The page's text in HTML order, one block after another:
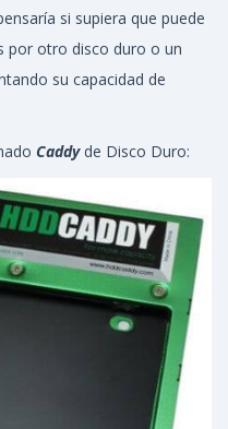
si supiera que puede
por otro disco duro o un
su capacidad de
Caddyde Disco Duro: